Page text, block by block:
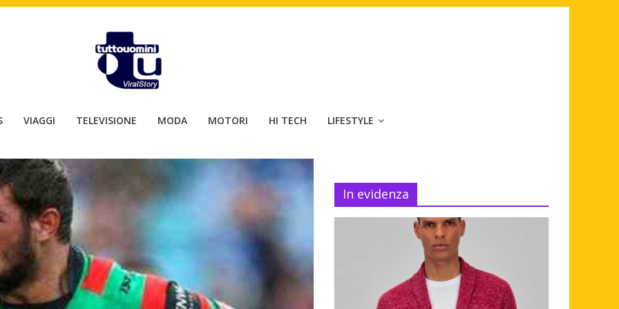
VIAGGI TELEVISIONE MODA MOTORI HI TECH LIFESTYLE
In evidenza